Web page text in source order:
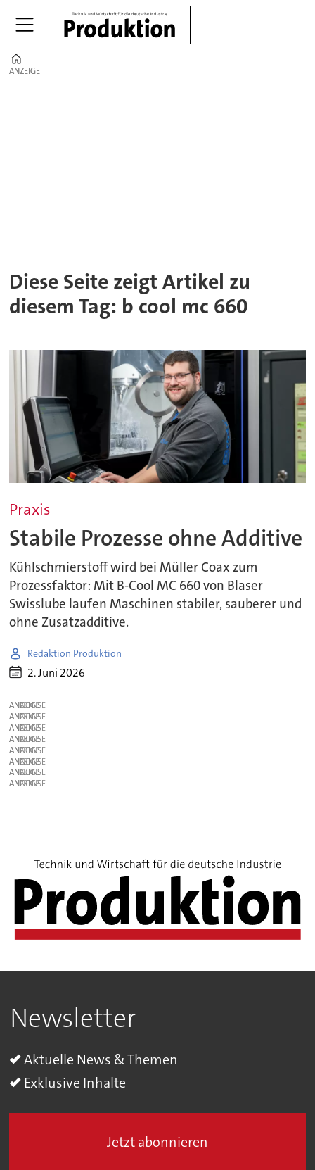
ANZEIGE
ANZEIGE
Diese Seite zeigt Artikel zu
diesem Tag: b cool mc 660
Praxis
Stabile Prozesse ohne Additive
Kühlschmierstoff wird bei Müller Coax zum
Prozessfaktor: Mit B-Cool MC 660 von Blaser
Swisslube laufen Maschinen stabiler, sauberer und
ohne Zusatzadditive.
Redaktion Produktion
2. Juni 2026
ANZEIGE
ANZEIGE
ANZEIGE
ANZEIGE
ANZEIGE
ANZEIGE
ANZEIGE
ANZEIGE
Newsletter
Aktuelle News & Themen
Exklusive Inhalte
Jetzt abonnieren